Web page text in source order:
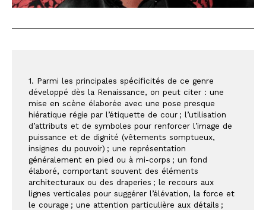
1. Parmi les principales spécificités de ce genre
développé dès la Renaissance, on peut citer : une
mise en scène élaborée avec une pose presque
hiératique régie par l’étiquette de cour ; l’utilisation
d’attributs et de symboles pour renforcer l’image de
puissance et de dignité (vêtements somptueux,
insignes du pouvoir) ; une représentation
généralement en pied ou à mi-corps ; un fond
élaboré, comportant souvent des éléments
architecturaux ou des draperies ; le recours aux
lignes verticales pour suggérer l’élévation, la force et
le courage ; une attention particulière aux détails ;